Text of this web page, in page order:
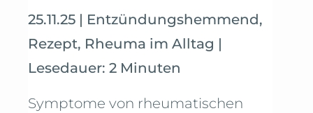
25.11.25 | Entzündungshemmend,
Rezept, Rheuma im Alltag |
Lesedauer: 2 Minuten
Symptome von rheumatischen